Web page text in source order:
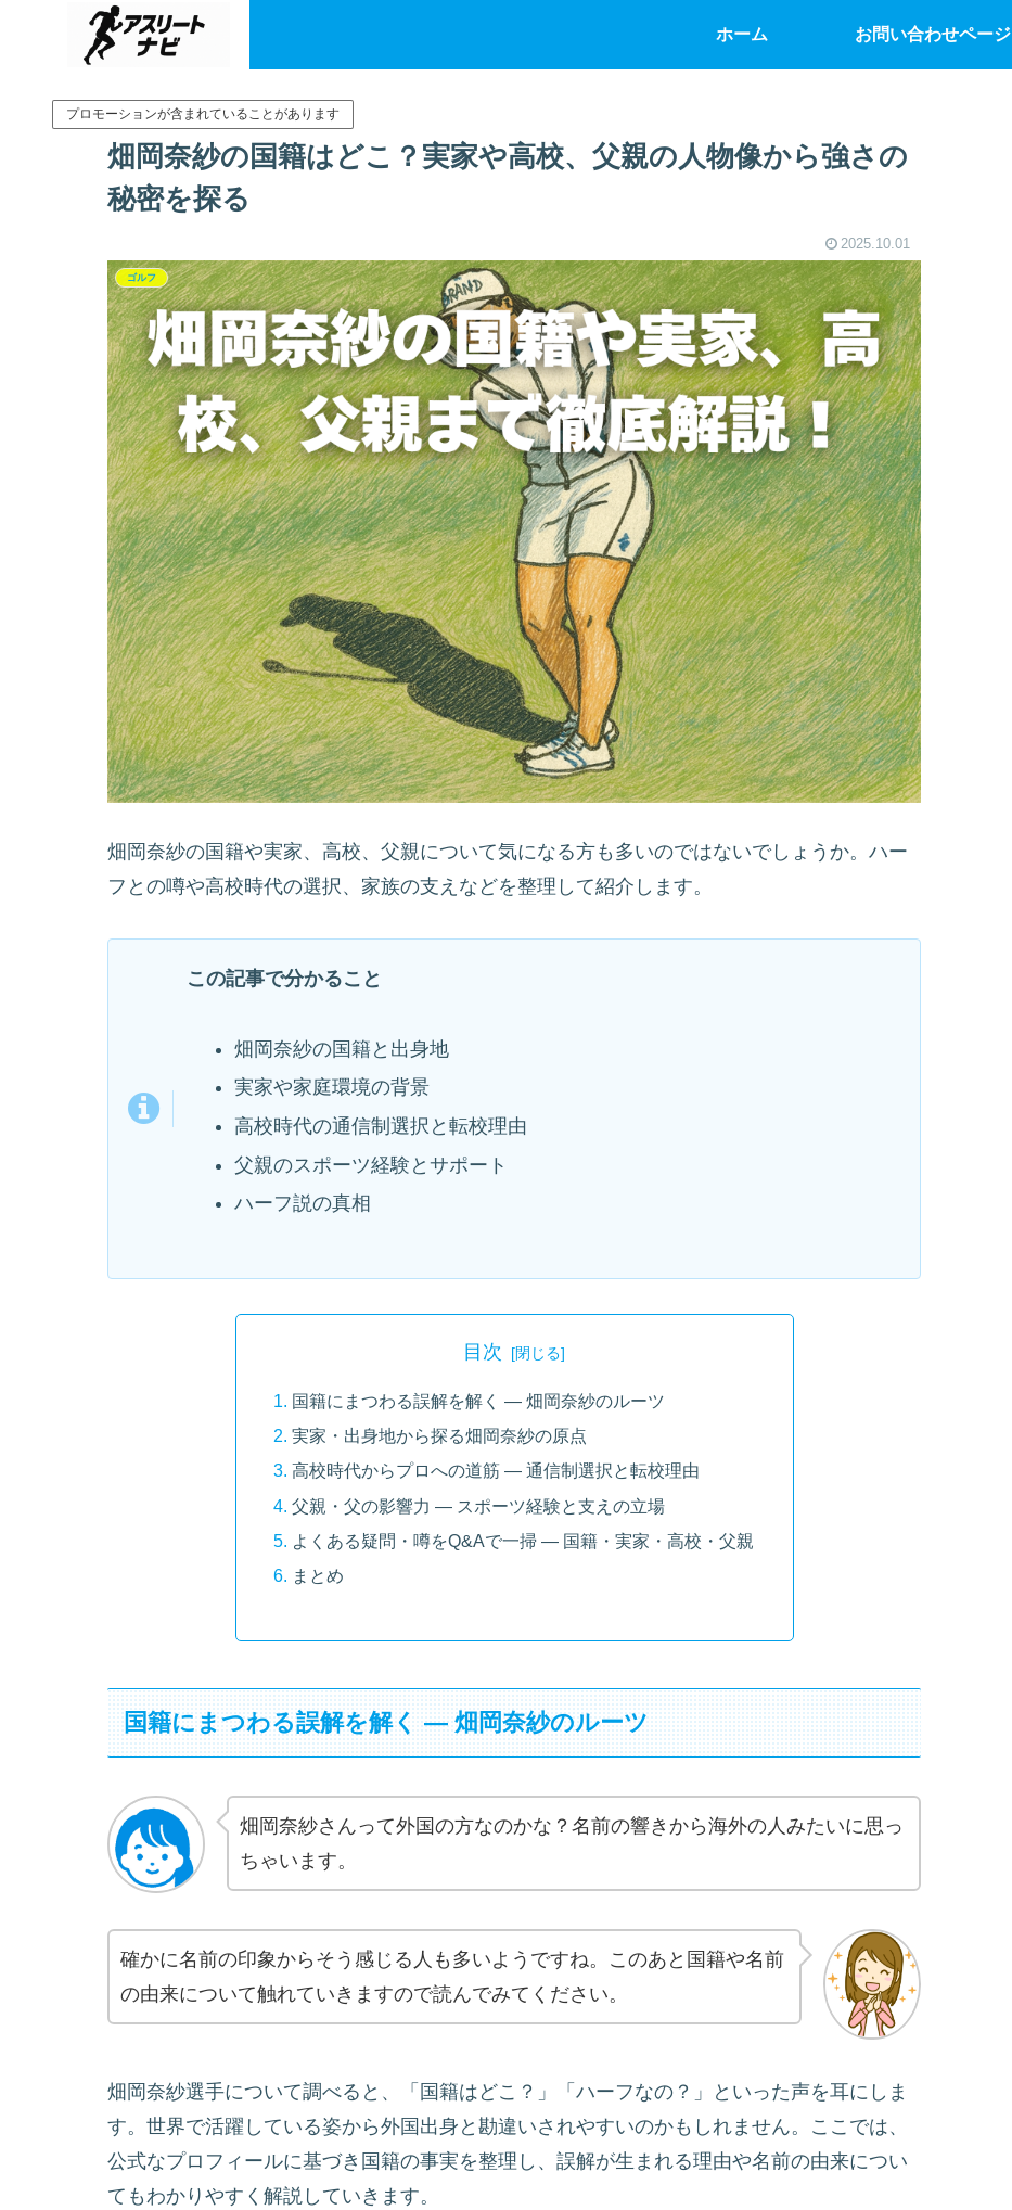
ホーム お問い合わせページ
プロモーションが含まれていることがあります
畑岡奈紗の国籍はどこ？実家や高校、父親の人物像から強さの
秘密を探る
2025.10.01
ゴルフ
畑岡奈紗の国籍や実家、高校、父親について気になる方も多いのではないでしょうか。ハー
フとの噂や高校時代の選択、家族の支えなどを整理して紹介します。
この記事で分かること
畑岡奈紗の国籍と出身地
実家や家庭環境の背景
高校時代の通信制選択と転校理由
父親のスポーツ経験とサポート
ハーフ説の真相
目次
国籍にまつわる誤解を解く ― 畑岡奈紗のルーツ
実家・出身地から探る畑岡奈紗の原点
高校時代からプロへの道筋 ― 通信制選択と転校理由
父親・父の影響力 ― スポーツ経験と支えの立場
よくある疑問・噂をQ&Aで一掃 ― 国籍・実家・高校・父親
まとめ
国籍にまつわる誤解を解く ― 畑岡奈紗のルーツ
畑岡奈紗さんって外国の方なのかな？名前の響きから海外の人みたいに思っ
ちゃいます。
確かに名前の印象からそう感じる人も多いようですね。このあと国籍や名前
の由来について触れていきますので読んでみてください。
畑岡奈紗選手について調べると、「国籍はどこ？」「ハーフなの？」といった声を耳にしま
す。世界で活躍している姿から外国出身と勘違いされやすいのかもしれません。ここでは、
公式なプロフィールに基づき国籍の事実を整理し、誤解が生まれる理由や名前の由来につい
てもわかりやすく解説していきます。